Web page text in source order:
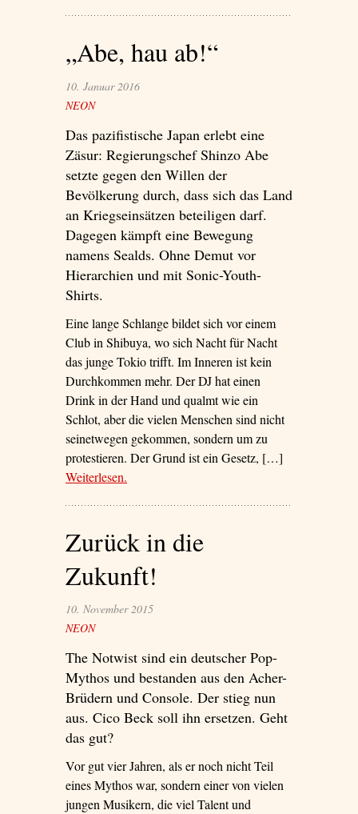
„Abe, hau ab!“
10. Januar 2016
NEON
Das pazifistische Japan erlebt eine
Zäsur: Regierungschef Shinzo Abe
setzte gegen den Willen der
Bevölkerung durch, dass sich das Land
an Kriegseinsätzen beteiligen darf.
Dagegen kämpft eine Bewegung
namens Sealds. Ohne Demut vor
Hierarchien und mit Sonic-Youth-
Shirts.
Eine lange Schlange bildet sich vor einem
Club in Shibuya, wo sich Nacht für Nacht
das junge Tokio trifft. Im Inneren ist kein
Durchkommen mehr. Der DJ hat einen
Drink in der Hand und qualmt wie ein
Schlot, aber die vielen Menschen sind nicht
seinetwegen gekommen, sondern um zu
protestieren. Der Grund ist ein Gesetz, […]
Weiterlesen– ‘„Abe, hau ab!“’
.
Zurück in die
Zukunft!
10. November 2015
NEON
The Notwist sind ein deutscher Pop-
Mythos und bestanden aus den Acher-
Brüdern und Console. Der stieg nun
aus. Cico Beck soll ihn ersetzen. Geht
das gut?
Vor gut vier Jahren, als er noch nicht Teil
eines Mythos war, sondern einer von vielen
jungen Musikern, die viel Talent und